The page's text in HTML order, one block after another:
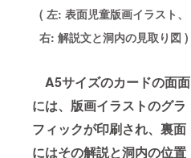
( 左: 表面児童版画イラスト、
右: 解説文と洞内の見取り図 )
A5サイズのカードの面面
には、版画イラストのグラ
フィックが印刷され、裏面
にはその解説と洞内の位置